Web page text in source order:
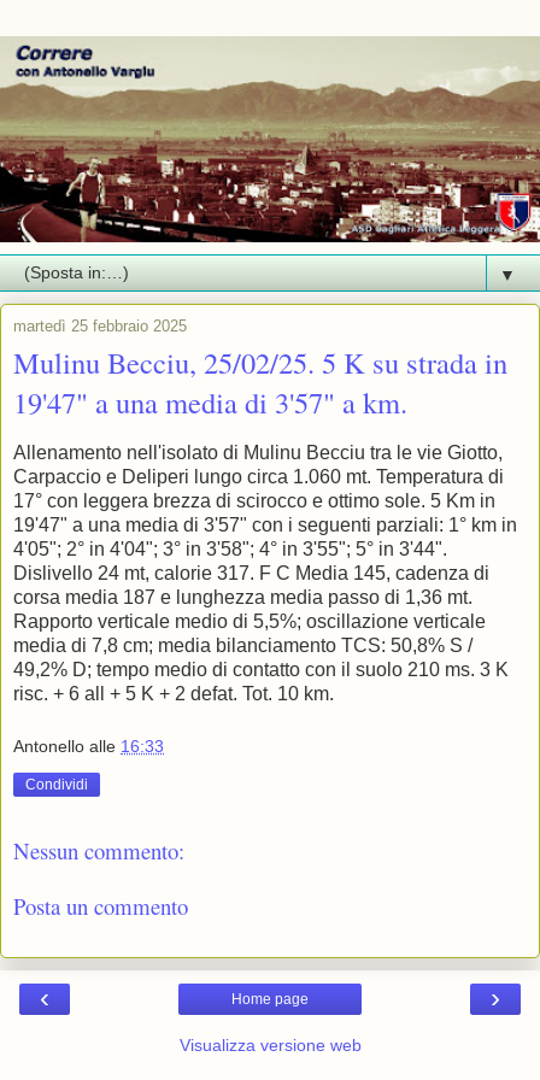
▼
martedì 25 febbraio 2025
Mulinu Becciu, 25/02/25. 5 K su strada in
19'47" a una media di 3'57" a km.
Allenamento nell'isolato di Mulinu Becciu tra le vie Giotto,
Carpaccio e Deliperi lungo circa 1.060 mt. Temperatura di
17° con leggera brezza di scirocco e ottimo sole. 5 Km in
19'47" a una media di 3'57" con i seguenti parziali: 1° km in
4'05"; 2° in 4'04"; 3° in 3'58"; 4° in 3'55"; 5° in 3'44".
Dislivello 24 mt, calorie 317. F C Media 145, cadenza di
corsa media 187 e lunghezza media passo di 1,36 mt.
Rapporto verticale medio di 5,5%; oscillazione verticale
media di 7,8 cm; media bilanciamento TCS: 50,8% S /
49,2% D; tempo medio di contatto con il suolo 210 ms. 3 K
risc. + 6 all + 5 K + 2 defat. Tot. 10 km.
Antonello alle 16:33
Condividi
Nessun commento:
Posta un commento
‹ ›
Home page
Visualizza versione web